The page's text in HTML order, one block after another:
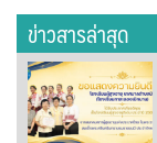
อุ่นไอปัว
อูปแก้วรีสอร์ท
ข่าวสารล่าสุด